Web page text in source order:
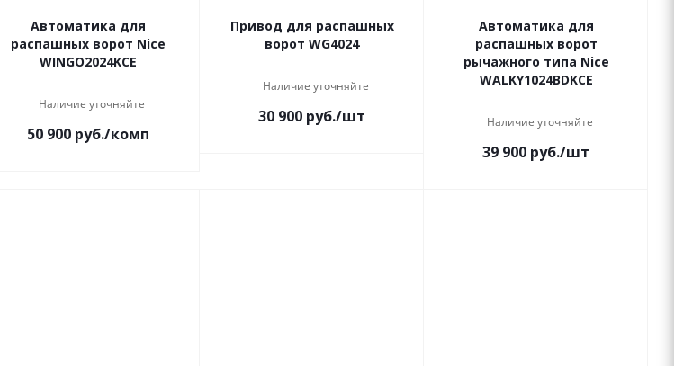
Автоматика для
распашных ворот Nice
WINGO2024KCE
Наличие уточняйте
50 900руб./комп
Привод для распашных
ворот WG4024
Наличие уточняйте
30 900 руб./шт
Автоматика для
распашных ворот
рычажного типа Nice
WALKY1024BDKCE
Наличие уточняйте
39 900 руб./шт